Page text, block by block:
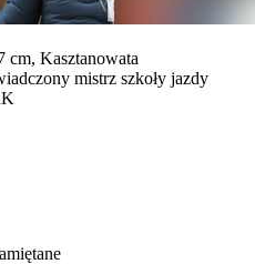
cm, Kasztanowata
mistrz szkoły jazdy